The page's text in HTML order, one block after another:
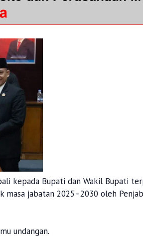
kepada Bupati dan Wakil Bupati
masa jabatan 2025–2030 oleh
undangan.